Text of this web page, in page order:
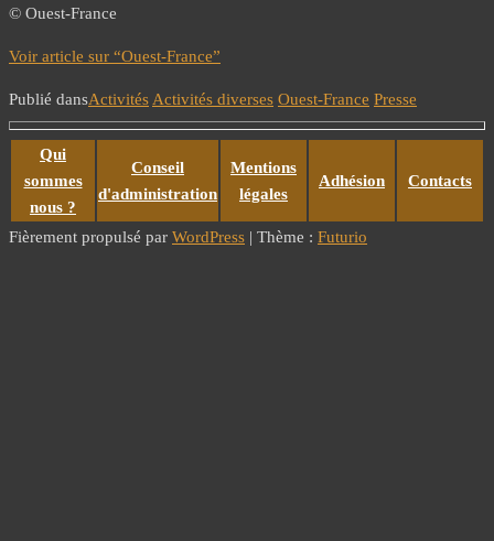
© Ouest-France
Voir article sur “Ouest-France”
Publié dansActivitésActivités diverses Ouest-France Presse
Qui
sommes
nous ?
Conseil
d'administration
Mentions
légales
Adhésion Contacts
Fièrement propulsé par WordPress | Thème : Futurio